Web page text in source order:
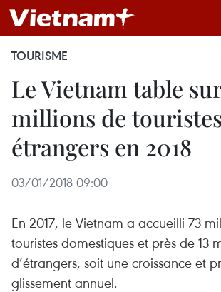
TOURISME
Le Vietnam table
millions de touristes
étrangers en 2018
03/01/2018 09:00
En 2017, le Vietnam a accueilli 73
touristes domestiques et près de 13
d’étrangers, soit une croissance et
glissement annuel.